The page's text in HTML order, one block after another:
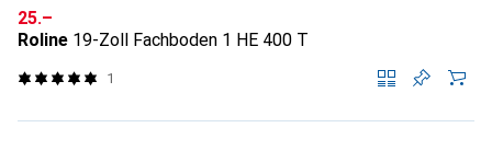
CHF
25.–
Roline 19-Zoll Fachboden 1 HE 400 T
1